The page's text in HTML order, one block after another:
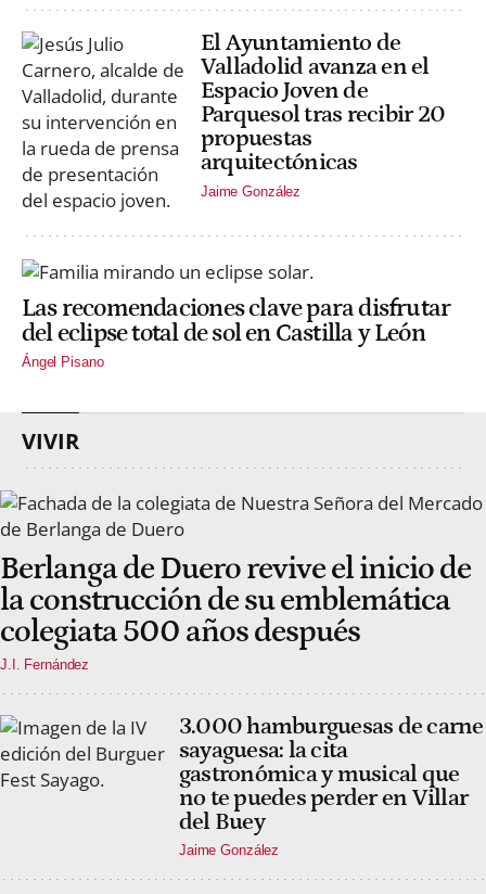
El Ayuntamiento de
Valladolid avanza en el
Espacio Joven de
Parquesol tras recibir 20
propuestas
arquitectónicas
Jaime González
Las recomendaciones clave para disfrutar
del eclipse total de sol en Castilla y León
Ángel Pisano
VIVIR
Berlanga de Duero revive el inicio de
la construcción de su emblemática
colegiata 500 años después
J.I. Fernández
3.000 hamburguesas de carne
sayaguesa: la cita
gastronómica y musical que
no te puedes perder en Villar
del Buey
Jaime González